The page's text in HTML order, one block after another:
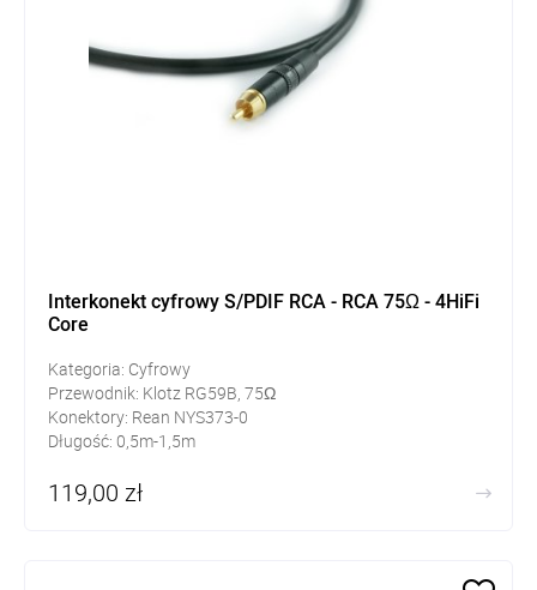
Interkonekt cyfrowy S/PDIF RCA - RCA 75Ω - 4HiFi
Core
Kategoria: Cyfrowy
Przewodnik: Klotz RG59B, 75Ω
Konektory: Rean NYS373-0
Długość: 0,5m-1,5m
119,00 zł